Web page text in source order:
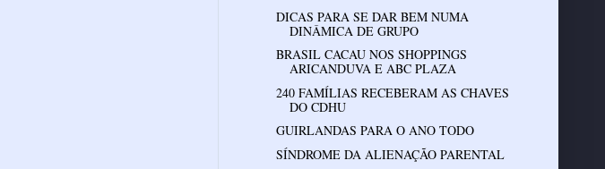
DICAS PARA SE DAR BEM NUMA
DINÂMICA DE GRUPO
BRASIL CACAU NOS SHOPPINGS
ARICANDUVA E ABC PLAZA
240 FAMÍLIAS RECEBERAM AS CHAVES
DO CDHU
GUIRLANDAS PARA O ANO TODO
SÍNDROME DA ALIENAÇÃO PARENTAL